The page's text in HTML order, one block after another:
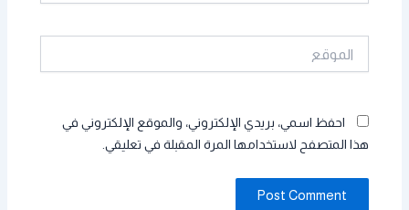
احفظ اسمي، بريدي الإلكتروني، والموقع الإلكتروني في
هذا المتصفح لاستخدامها المرة المقبلة في تعليقي.